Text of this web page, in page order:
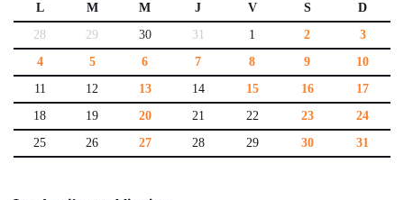
L M M J V S
D
28
29 30 31 1 2
3
4
5 6 7 8 9
10
11
12 13 14 15 16
17
18
19 20 21 22 23
24
25
26 27 28 29 30 31